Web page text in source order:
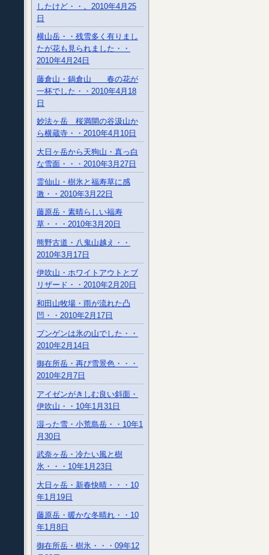
したけど・・。2010年4月25
日
横山岳・・残雪多く有りまし
たが花も見られました・・
2010年4月24日
藤倉山・鍋倉山 春の花が
一杯でした・・2010年4月18
日
妙法ヶ岳 桜満開の谷汲山か
ら横蔵寺・・2010年4月10日
大日ヶ岳から天狗山・真っ白
な雪面・・・2010年3月27日
霊仙山・樹氷と福寿草に感
激・・2010年3月22日
藤原岳・素晴らしい福寿
草・・・2010年3月20日
熊野古道・八鬼山越え・・
2010年3月17日
伊吹山・ホワイトアウトとブ
リザード・・2010年2月20日
和田山牧場・雨が流れた凸
凹・・2010年2月17日
ブンゲンは氷の山でした・・
2010年2月14日
御在所岳・再び雪景色・・・
2010年2月7日
アイゼンがきしむ良い斜面・
伊吹山・・10年1月31日
湿った雪・小荒島岳・・10年1
月30日
武奈ヶ岳・冷たい風と樹
氷・・・10年1月23日
大日ヶ岳・新春快晴・・・10
年1月19日
藤原岳・暖かな冬晴れ・・10
年1月8日
御在所岳・樹氷・・・09年12